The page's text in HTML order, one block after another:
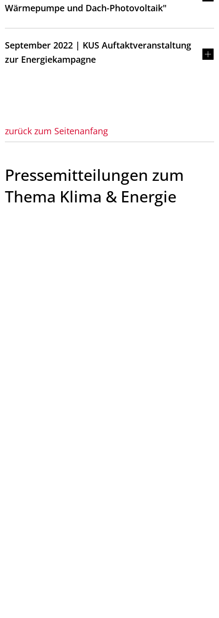
Wärmepumpe und Dach-Photovoltaik"
September 2022 | KUS Auftaktveranstaltung
zur Energiekampagne
zurück zum Seitenanfang
Pressemitteilungen zum
Thema Klima & Energie